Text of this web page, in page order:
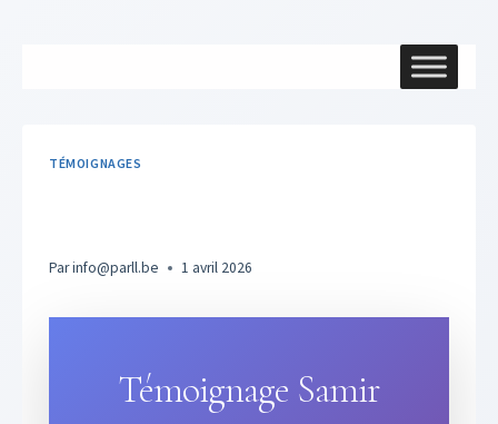
TÉMOIGNAGES
Parinfo@parll.be 1 avril 2026
Témoignage Samir